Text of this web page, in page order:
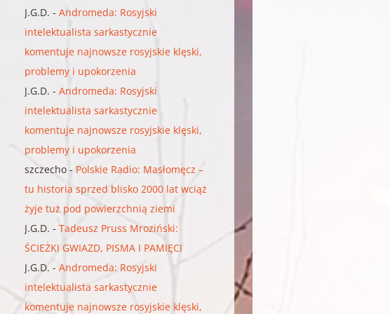
J.G.D. -Andromeda: Rosyjski
intelektualista sarkastycznie
komentuje najnowsze rosyjskie klęski,
problemy i upokorzenia
J.G.D. -Andromeda: Rosyjski
intelektualista sarkastycznie
komentuje najnowsze rosyjskie klęski,
problemy i upokorzenia
szczecho - Polskie Radio: Masłomęcz –
tu historia sprzed blisko 2000 lat wciąż
żyje tuż pod powierzchnią ziemi
J.G.D. -Tadeusz Pruss Mroziński:
ŚCIEŻKI GWIAZD, PISMA I PAMIĘCI
J.G.D. -Andromeda: Rosyjski
intelektualista sarkastycznie
komentuje najnowsze rosyjskie klęski,